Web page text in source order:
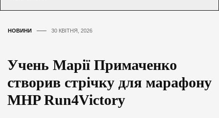
НОВИНИ 30 КВІТНЯ, 2026
Учень Марії Примаченко
створив стрічку для марафону
MHP Run4Victory